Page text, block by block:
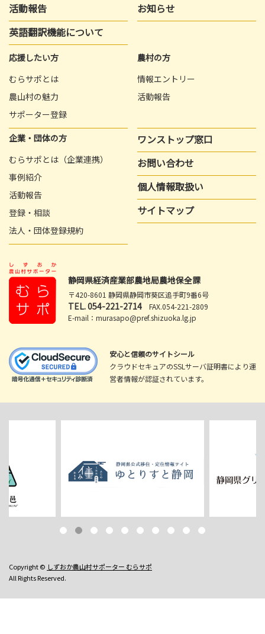
活動報告
お知らせ
英語翻訳機能について
応援したい方
むらサポとは
農山村の魅力
サポーター登録
農村の方
情報エントリー
活動報告
企業・団体の方
むらサポとは（企業連携）
事例紹介
活動報告
登録・相談
法人・団体登録規約
ワンストップ窓口
お問い合わせ
個人情報取扱い
サイトマップ
静岡県経済産業部農地局農地保全課
〒420-8601 静岡県静岡市葵区追手町9番6号
TEL.054-221-2714 FAX.054-221-2809
E-mail：murasapo@pref.shizuoka.lg.jp
安心と信頼のサイトシール
クラウドセキュアのSSLサーバ証明書により運
営者情報が認証されています。
Copyright © しずおか農山村サポーター むらサポ
All Rights Reserved.